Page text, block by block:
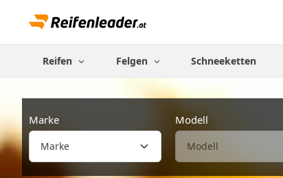
Reifen Felgen Schneeketten
Marke Modell